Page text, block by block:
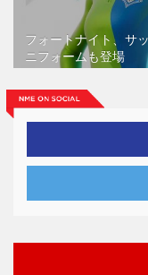
フォートナイト、サ
ニフォームも登場